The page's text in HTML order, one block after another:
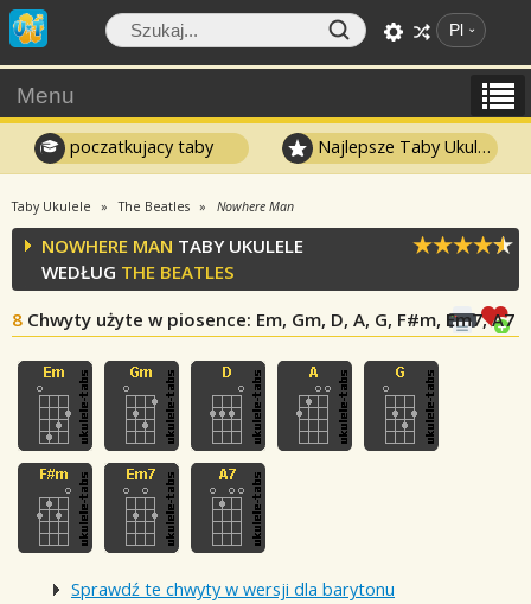
Pl
Menu
poczatkujacy taby Najlepsze Taby Ukulele
Taby Ukulele The Beatles Nowhere Man
NOWHERE MAN TABY UKULELE
WEDŁUG THE BEATLES
8 Chwyty użyte w piosence: Em, Gm, D, A, G, F#m, Em7, A7
Sprawdź te chwyty w wersji dla barytonu